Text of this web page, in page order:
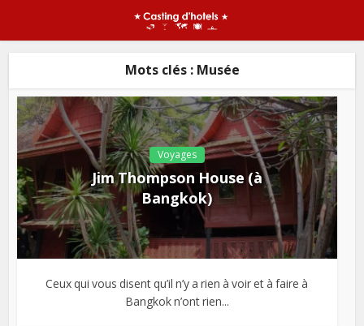
Mots clés : Musée
Voyages
Jim Thompson House (à
Bangkok)
Ceux qui vous disent qu’il n’y a rien à voir et à faire à
Bangkok n’ont rien...